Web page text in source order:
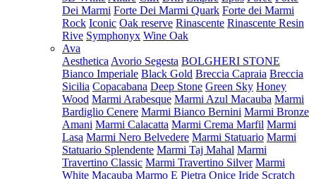
Dei Marmi Forte Dei Marmi Quark Forte dei Marmi
Rock Iconic Oak reserve Rinascente Rinascente Resin
Rive Symphonyx Wine Oak
Ava
Aesthetica Avorio Segesta BOLGHERI STONE
Bianco Imperiale Black Gold Breccia Capraia Breccia
Sicilia Copacabana Deep Stone Green Sky Honey
Wood Marmi Arabesque Marmi Azul Macauba Marmi
Bardiglio Cenere Marmi Bianco Bernini Marmi Bronze
Amani Marmi Calacatta Marmi Crema Marfil Marmi
Lasa Marmi Nero Belvedere Marmi Statuario Marmi
Statuario Splendente Marmi Taj Mahal Marmi
Travertino Classic Marmi Travertino Silver Marmi
White Macauba Marmo E Pietra Onice Iride Scratch